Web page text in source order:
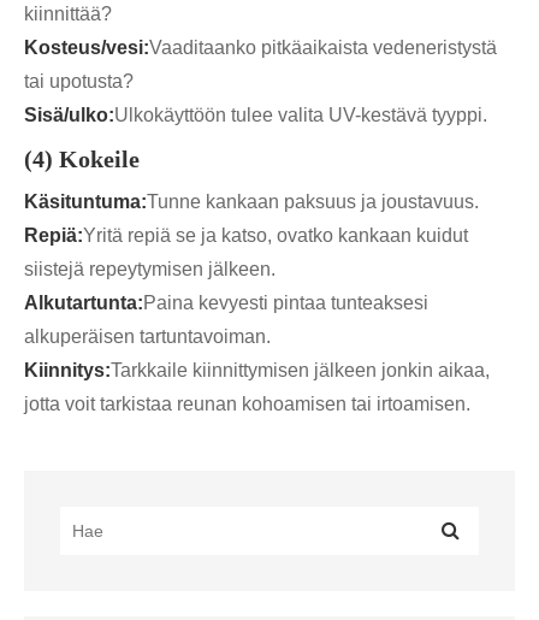
kiinnittää?
Kosteus/vesi:Vaaditaanko pitkäaikaista vedeneristystä
tai upotusta?
Sisä/ulko:Ulkokäyttöön tulee valita UV-kestävä tyyppi.
(4) Kokeile
Käsituntuma:Tunne kankaan paksuus ja joustavuus.
Repiä:Yritä repiä se ja katso, ovatko kankaan kuidut
siistejä repeytymisen jälkeen.
Alkutartunta:Paina kevyesti pintaa tunteaksesi
alkuperäisen tartuntavoiman.
Kiinnitys:Tarkkaile kiinnittymisen jälkeen jonkin aikaa,
jotta voit tarkistaa reunan kohoamisen tai irtoamisen.